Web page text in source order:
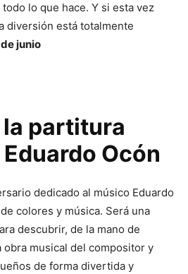
lo que hace. Y si esta vez
diversión está totalmente
junio
la partitura
Ocón
dedicado al músico Eduardo
colores y música. Será una
descubrir, de la mano de
obra musical del compositor y
de forma divertida y